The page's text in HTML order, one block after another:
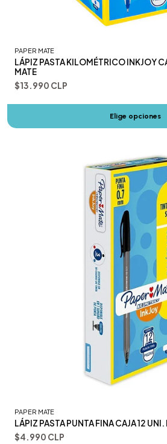
PAPER MATE
LÁPIZ PASTA KILOMÉTRICO INKJOY
MATE
$13.990 CLP
Elige opciones
PAPER MATE
LÁPIZ PASTA PUNTA FINA CAJA 12 UNI.
$4.990 CLP